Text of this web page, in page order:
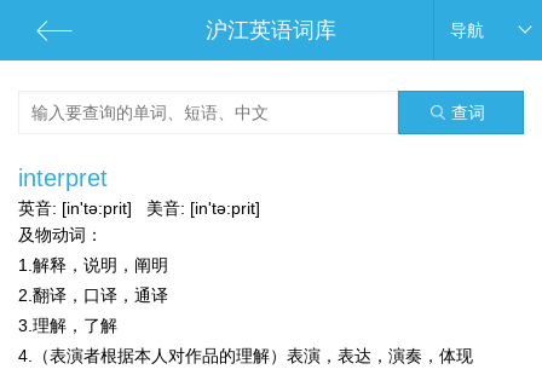
沪江英语词库 导航
查词
interpret
英音: [in'tə:prit] 美音: [in'tə:prit]
及物动词：
1.解释，说明，阐明
2.翻译，口译，通译
3.理解，了解
4.（表演者根据本人对作品的理解）表演，表达，演奏，体现